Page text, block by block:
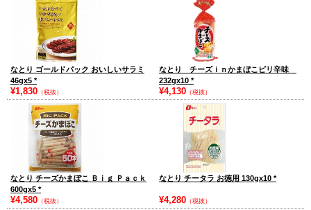
なとり ゴールドパック おいしいサラミ
46gx5 *
¥1,830 （税抜）
なとり チーズｉｎかまぼこピリ辛味
232gx10 *
¥4,130 （税抜）
なとり チーズかまぼこ Ｂｉｇ Ｐａｃｋ
600gx5 *
¥4,580 （税抜）
なとり チータラ お徳用 130gx10 *
¥4,280 （税抜）